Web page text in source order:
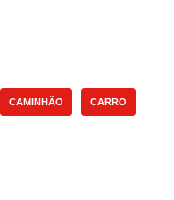
CAMINHÃO CARRO